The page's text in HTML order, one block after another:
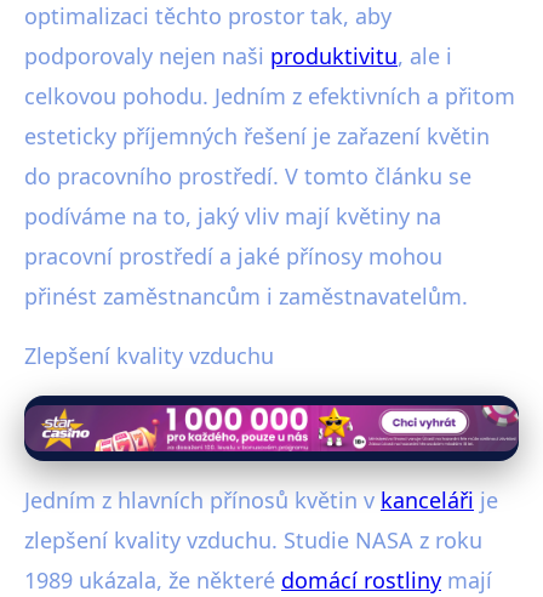
optimalizaci těchto prostor tak, aby
podporovaly nejen naši produktivitu, ale i
celkovou pohodu. Jedním z efektivních a přitom
esteticky příjemných řešení je zařazení květin
do pracovního prostředí. V tomto článku se
podíváme na to, jaký vliv mají květiny na
pracovní prostředí a jaké přínosy mohou
přinést zaměstnancům i zaměstnavatelům.
Zlepšení kvality vzduchu
Jedním z hlavních přínosů květin v kanceláři je
zlepšení kvality vzduchu. Studie NASA z roku
1989 ukázala, že některé domácí rostliny mají